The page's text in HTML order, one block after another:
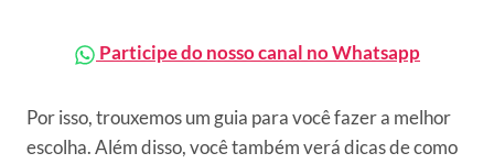
Participe do nosso canal no Whatsapp
Por isso, trouxemos um guia para você fazer a melhor
escolha. Além disso, você também verá dicas de como